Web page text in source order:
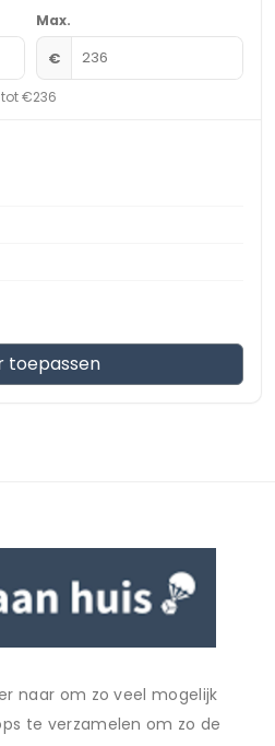
Max.
€
€236
toepassen
naar om zo veel mogelijk
te verzamelen om zo de